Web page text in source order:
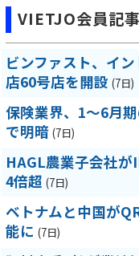
VIETJO会員記事
ビンファスト、イ
店60号店を開設 (7日)
保険業界、1～6月
で明暗 (7日)
HAGL農業子会社
4倍超 (7日)
ベトナムと中国が
能に (7日)